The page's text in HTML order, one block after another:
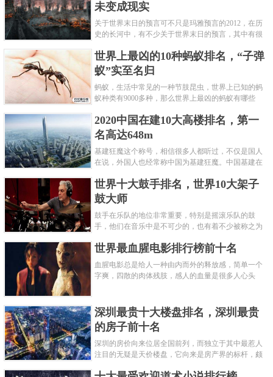
未变成现实
关于世界末日的预言可不只是玛雅预言的2012，在历
史的长河中，有不少关于世界末日的预言，其中有很
数预言世界末日的人都从宗教......
世界上最凶的10种蚂蚁排名，“子弹
蚁”实至名归
蚂蚁，生活中常见的一种节肢昆虫，世界上已知的蚂
蚁种类有9000多种，那么世界上最凶的蚂蚁有哪些
名吧，其中子弹蚁真的是实至名......
2020中国在建10大高楼排名，第一
名高达648m
基建狂魔这个称号，相信很多人都听过，不仅是国人
在说，外国人也经常称中国为基建狂魔。中国基建在
度快而且质量高，我国的超......
世界十大鼓手排名，世界10大架子
鼓大师
鼓手在乐队的地位非常重要，特别是摇滚乐队的鼓
手，他们在音乐中是不可少的，也有着不少被称之为
巴拉排行榜网小编为你们带来......
世界最血腥电影排行榜前十名
血腥电影总是给人一种由内而外的释放感，简单一个
字爽，四散的肉体残肢，感人的血量是很多人心头
深圳最贵十大楼盘排名，深圳最贵
的房子前十名
深圳的房价向来位居全国前列，而独立于其中最惹人
注目的无疑是天价楼盘，它向来是房产界的标杆，颇